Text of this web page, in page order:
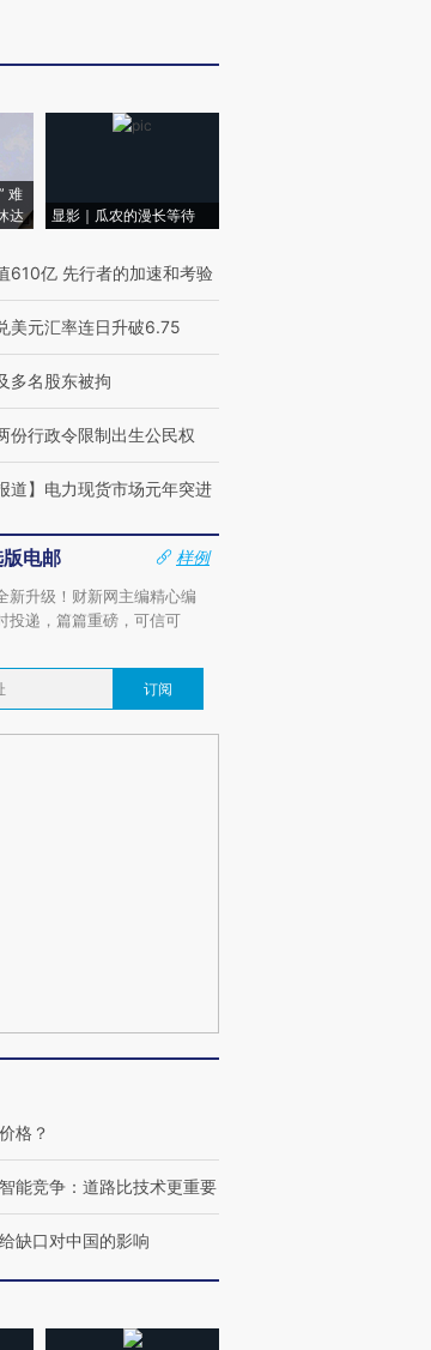
难
达
显影｜瓜农的漫长等待
610亿 先行者的加速和考验
美元汇率连日升破6.75
多名股东被拘
份行政令限制出生公民权
道】电力现货市场元年突进
电邮
样例
新升级！财新网主编精心编
投递，篇篇重磅，可信可
订阅
格？
能竞争：道路比技术更重要
缺口对中国的影响